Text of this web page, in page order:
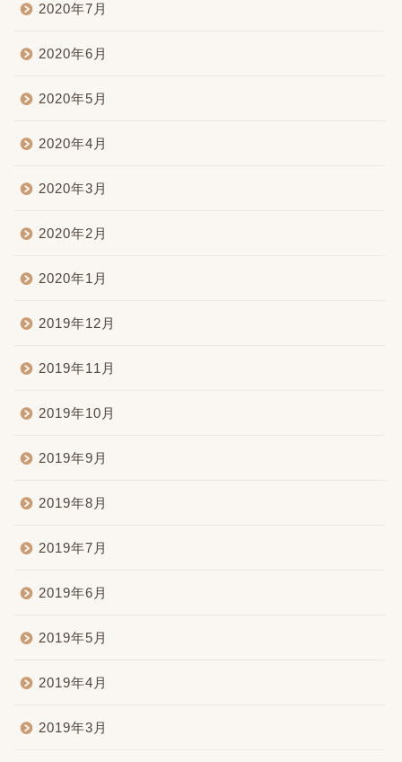
2020年7月
2020年6月
2020年5月
2020年4月
2020年3月
2020年2月
2020年1月
2019年12月
2019年11月
2019年10月
2019年9月
2019年8月
2019年7月
2019年6月
2019年5月
2019年4月
2019年3月